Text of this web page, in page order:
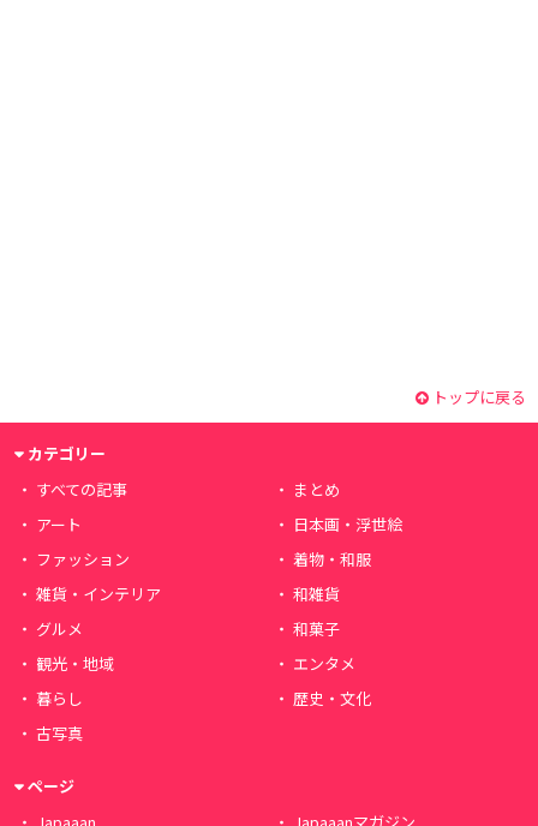
トップに戻る
カテゴリー
すべての記事
まとめ
アート
日本画・浮世絵
ファッション
着物・和服
雑貨・インテリア
和雑貨
グルメ
和菓子
観光・地域
エンタメ
暮らし
歴史・文化
古写真
ページ